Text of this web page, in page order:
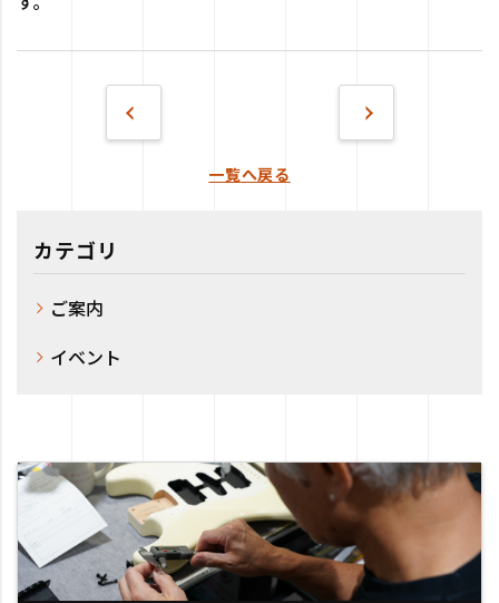
一覧へ戻る
カテゴリ
ご案内
イベント